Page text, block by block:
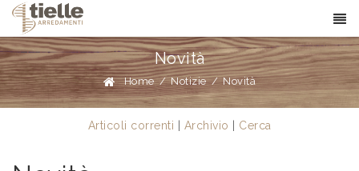
Novità
Home / Notizie / Novità
Articoli correnti Archivio Cerca